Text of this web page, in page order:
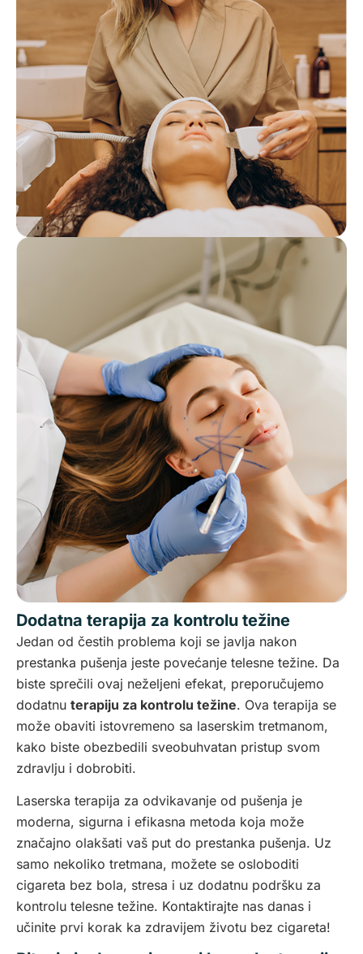
Dodatna terapija za kontrolu težine
Jedan od čestih problema koji se javlja nakon
prestanka pušenja jeste povećanje telesne težine. Da
biste sprečili ovaj neželjeni efekat, preporučujemo
dodatnu terapiju za kontrolu težine. Ova terapija se
može obaviti istovremeno sa laserskim tretmanom,
kako biste obezbedili sveobuhvatan pristup svom
zdravlju i dobrobiti.
Laserska terapija za odvikavanje od pušenja je
moderna, sigurna i efikasna metoda koja može
značajno olakšati vaš put do prestanka pušenja. Uz
samo nekoliko tretmana, možete se osloboditi
cigareta bez bola, stresa i uz dodatnu podršku za
kontrolu telesne težine. Kontaktirajte nas danas i
učinite prvi korak ka zdravijem životu bez cigareta!